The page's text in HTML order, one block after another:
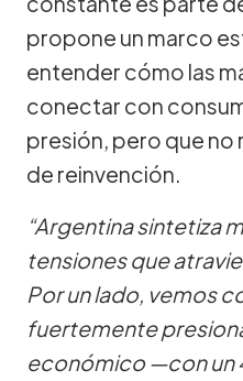
propone un marco
entender cómo las
conectar con
presión, pero que no
de reinvención.
“Argentina sintetiza
tensiones que
Por un lado, vemos
fuertemente
económico —con un